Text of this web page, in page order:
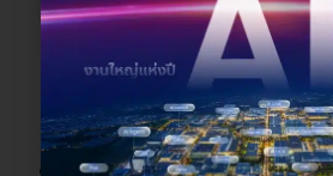
Universal device support